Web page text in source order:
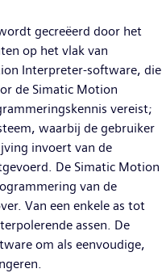
gecreëerd door het
op het vlak van
Interpreter-software, die
de Simatic Motion
vereist;
waarbij de gebruiker
invoert van de
De Simatic Motion
van de
Van een enkele as tot
assen. De
om als eenvoudige,